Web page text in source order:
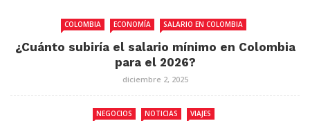
COLOMBIA ECONOMÍA SALARIO EN COLOMBIA
¿Cuánto subiría el salario mínimo en Colombia
para el 2026?
diciembre 2, 2025
NEGOCIOS NOTICIAS VIAJES